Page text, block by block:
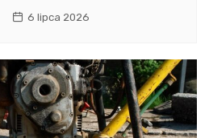
6 lipca 2026